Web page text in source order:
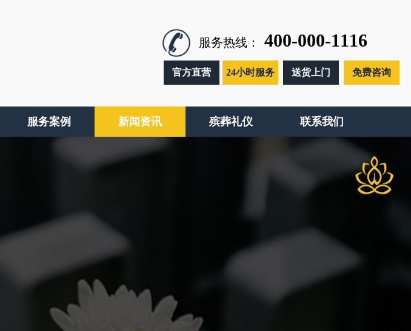
服务热线： 400-000-1116
官方直营 24小时服务 送货上门 免费咨询
服务案例 新闻资讯 殡葬礼仪 联系我们